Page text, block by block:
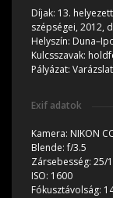
Díjak: 13.
szépségei, 2012,
Helyszín:
Kulcsszavak:
Pályázat:
Exif adatok
Kamera: NIKON
Blende:f/3.5
Zársebesség: 25/1
ISO: 1600
Fókusztávolság: